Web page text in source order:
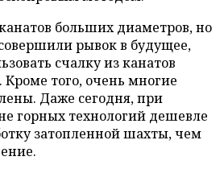
больших диаметров, но
рывок в будущее,
счалку из канатов
того, очень многие
Даже сегодня, при
горных технологий дешевле
затопленной шахты, чем